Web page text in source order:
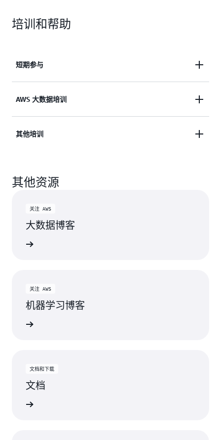
无服务器：如果使用 EMR Serverless，请通过控制
SageMaker 融通式合作开发工作室中，您可以打开无
服务器笔记本，并立即将其连接到 EMR Serverless 应
5.监控并优化执行
通过 EMR 管理控制台、AWS CLI 或 SDK 监控任务进度和
提供实时指标、日志和自动化警报功能。
直接从控制台访问实时且持久的 Spark UI 或 Tez UI（不
仅可以实时调试正在运行的任务，甚至在无服务器作业完
培训和帮助
短期参与
需要协助？ AWS 拥有专精 EMR 的全球支持团队。如
果您有兴趣了解更多短期（2 至 6 周）付费支持业务
联系我们
AWS 大数据培训
Big Data on AWS 课程旨在从实际操作方面指导您如
理数据。另外，AWS 还会教您如何使用 Amazon
环境、使您了解 Amazon Kinesis 的优势，以及帮助
全性和成本效益方面的目标。要了解有关大数据课程
的更多信息，请单击
其他培训
需要快速了解如何使用 EMR 和其他大数据技术的公
其他资源
关注 AWS
大数据博客
关注 AWS
机器学习博客
文档和下载
文档